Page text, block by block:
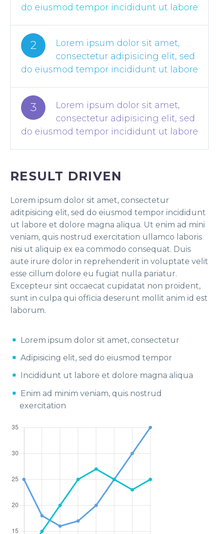
do eiusmod tempor incididunt ut labore
2
Lorem ipsum dolor sit amet,
consectetur adipisicing elit, sed
do eiusmod tempor incididunt ut labore
3
Lorem ipsum dolor sit amet,
consectetur adipisicing elit, sed
do eiusmod tempor incididunt ut labore
RESULT DRIVEN
Lorem ipsum dolor sit amet, consectetur
aditpisicing elit, sed do eiusmod tempor incididunt
ut labore et dolore magna aliqua. Ut enim ad mini
veniam, quis nostrud exercitation ullamco laboris
nisi ut aliquip ex ea commodo consequat. Duis
aute irure dolor in reprehenderit in voluptate velit
esse cillum dolore eu fugiat nulla pariatur.
Excepteur sint occaecat cupidatat non proident,
sunt in culpa qui officia deserunt mollit anim id est
laborum.
Lorem ipsum dolor sit amet, consectetur
Adipisicing elit, sed do eiusmod tempor
Incididunt ut labore et dolore magna aliqua
Enim ad minim veniam, quis nostrud
exercitation